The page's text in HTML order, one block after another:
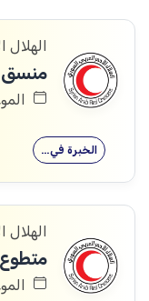
منسق
الخبرة في…